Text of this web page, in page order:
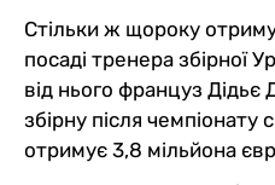
Стільки ж щороку
посаді тренера збірної
від нього француз
збірну після чемпіонату
отримує 3,8 мільйона